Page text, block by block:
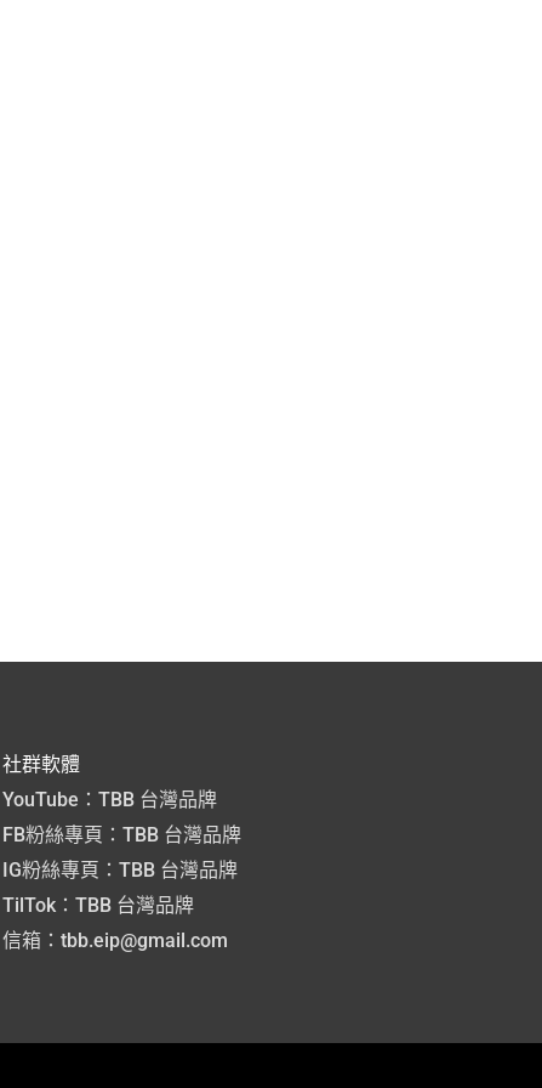
社群軟體
YouTube：TBB 台灣品牌
FB粉絲專頁：TBB 台灣品牌
IG粉絲專頁：TBB 台灣品牌
TilTok：TBB 台灣品牌
信箱：tbb.eip@gmail.com